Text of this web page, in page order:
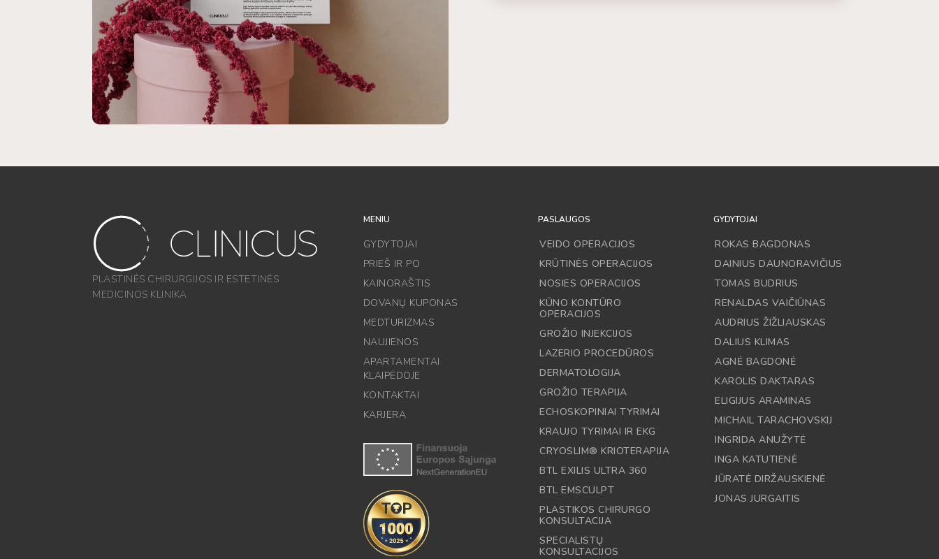
PLASTINĖS CHIRURGIJOS IR ESTETINĖS
MEDICINOS KLINIKA
MENIU
GYDYTOJAI
PRIEŠ IR PO
KAINORAŠTIS
DOVANŲ KUPONAS
MEDTURIZMAS
NAUJIENOS
APARTAMENTAI
KLAIPĖDOJE
KONTAKTAI
KARJERA
PASLAUGOS
VEIDO OPERACIJOS
KRŪTINĖS OPERACIJOS
NOSIES OPERACIJOS
KŪNO KONTŪRO
OPERACIJOS
GROŽIO INJEKCIJOS
LAZERIO PROCEDŪROS
DERMATOLOGIJA
GROŽIO TERAPIJA
ECHOSKOPINIAI TYRIMAI
KRAUJO TYRIMAI IR EKG
CRYOSLIM® KRIOTERAPIJA
BTL EXILIS ULTRA 360
BTL EMSCULPT
PLASTIKOS CHIRURGO
KONSULTACIJA
SPECIALISTŲ
KONSULTACIJOS
GYDYTOJAI
ROKAS BAGDONAS
DAINIUS DAUNORAVIČIUS
TOMAS BUDRIUS
RENALDAS VAIČIŪNAS
AUDRIUS ŽIŽLIAUSKAS
DALIUS KLIMAS
AGNĖ BAGDONĖ
KAROLIS DAKTARAS
ELIGIJUS ARAMINAS
MICHAIL TARACHOVSKIJ
INGRIDA ANUŽYTĖ
INGA KATUTIENĖ
JŪRATĖ DIRŽAUSKIENĖ
JONAS JURGAITIS